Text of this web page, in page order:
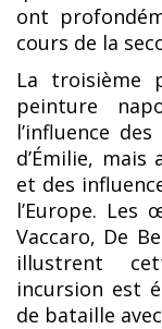
ont
cours de la
La troisième
peinture
l’influence
d’Émilie,
et des
l’Europe. Les
Vaccaro, De
illustrent
incursion est
de bataille